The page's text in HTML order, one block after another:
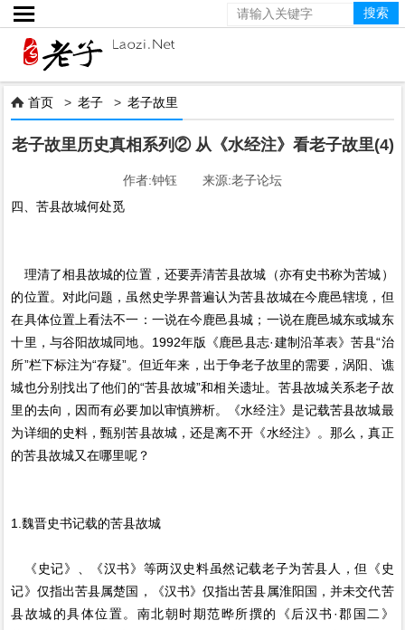

 首页 >老子 >老子故里
老子故里历史真相系列② 从《水经注》看老子故里(4)
作者:钟钰 来源:老子论坛
四、苦县故城何处觅
理清了相县故城的位置，还要弄清苦县故城（亦有史书称为苦城）
的位置。对此问题，虽然史学界普遍认为苦县故城在今鹿邑辖境，但
在具体位置上看法不一：一说在今鹿邑县城；一说在鹿邑城东或城东
十里，与谷阳故城同地。1992年版《鹿邑县志·建制沿革表》苦县“治
所”栏下标注为“存疑”。但近年来，出于争老子故里的需要，涡阳、谯
城也分别找出了他们的“苦县故城”和相关遗址。苦县故城关系老子故
里的去向，因而有必要加以审慎辨析。《水经注》是记载苦县故城最
为详细的史料，甄别苦县故城，还是离不开《水经注》。那么，真正
的苦县故城又在哪里呢？
1.魏晋史书记载的苦县故城
《史记》、《汉书》等两汉史料虽然记载老子为苦县人，但《史
记》仅指出苦县属楚国，《汉书》仅指出苦县属淮阳国，并未交代苦
县故城的具体位置。南北朝时期范晔所撰的《后汉书·郡国二》